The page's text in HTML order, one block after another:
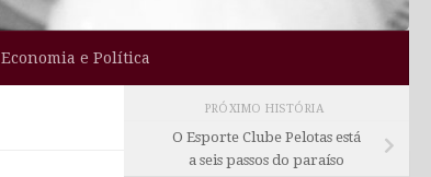
Economia e Política
PRÓXIMO HISTÓRIA
O Esporte Clube Pelotas está
a seis passos do paraíso